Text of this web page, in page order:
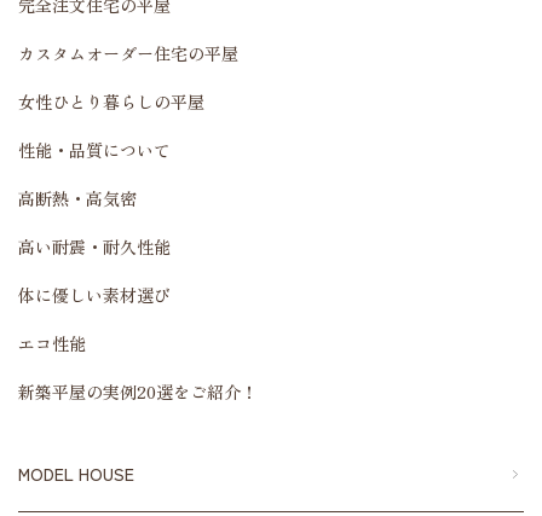
完全注文住宅の平屋
カスタムオーダー住宅の平屋
女性ひとり暮らしの平屋
性能・品質について
高断熱・高気密
高い耐震・耐久性能
体に優しい素材選び
エコ性能
新築平屋の実例20選をご紹介！
MODEL HOUSE